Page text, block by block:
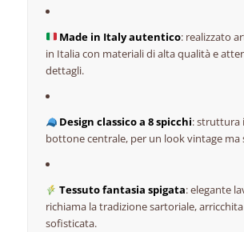
Made in Italy autentico: realizzato
in Italia con materiali di alta qualità e
dettagli.
Design classico a 8 spicchi: struttura
bottone centrale, per un look vintage ma
Tessuto fantasia spigata: elegante
richiama la tradizione sartoriale,
sofisticata.